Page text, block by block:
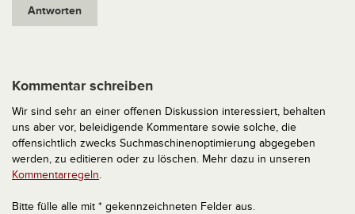
Antworten
Kommentar schreiben
Wir sind sehr an einer offenen Diskussion interessiert, behalten
uns aber vor, beleidigende Kommentare sowie solche, die
offensichtlich zwecks Suchmaschinenoptimierung abgegeben
werden, zu editieren oder zu löschen. Mehr dazu in unseren
Kommentarregeln.
Bitte fülle alle mit * gekennzeichneten Felder aus.